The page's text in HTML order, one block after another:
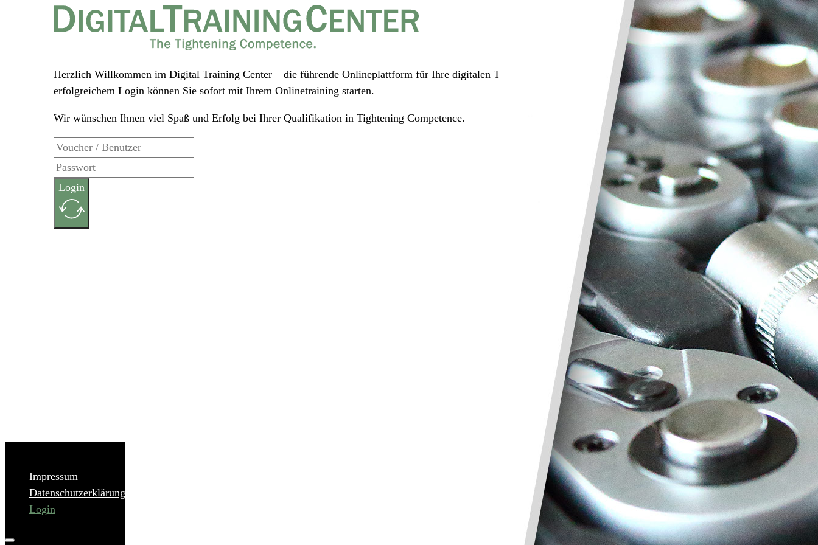
Herzlich Willkommen im Digital Training Center – die führende Onlineplattform für Ihre digitalen Trainings in der Schraubtechnik.Bitte geben Sie jetzt Ihre Daten ein.
erfolgreichem Login können Sie sofort mit Ihrem Onlinetraining starten.
Wir wünschen Ihnen viel Spaß und Erfolg bei Ihrer Qualifikation in Tightening Competence.
Login
Impressum
Datenschutzerklärung
Login